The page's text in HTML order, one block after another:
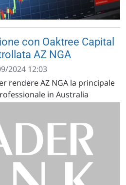
con Oaktree Capital
AZ NGA
2024 12:03
rendere AZ NGA la principale
in Australia